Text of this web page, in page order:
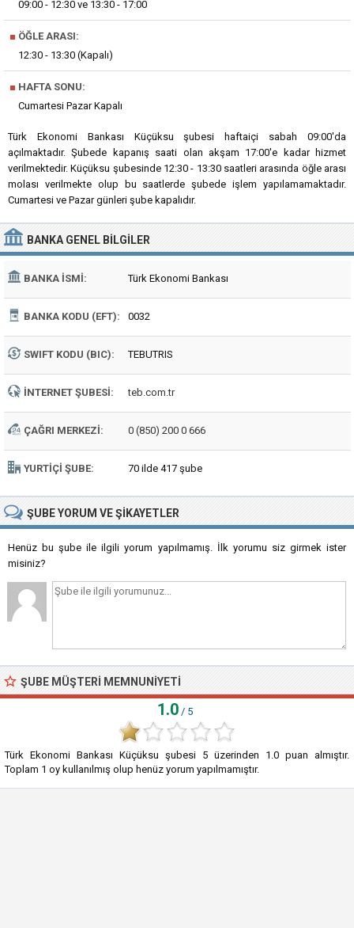
09:00 - 12:30 ve 13:30 - 17:00
■ ÖĞLE ARASI:
12:30 - 13:30 (Kapalı)
■ HAFTA SONU:
Cumartesi Pazar Kapalı
Türk Ekonomi Bankası Küçüksu şubesi haftaiçi sabah 09:00'da
açılmaktadır. Şubede kapanış saati olan akşam 17:00'e kadar hizmet
verilmektedir. Küçüksu şubesinde 12:30 - 13:30 saatleri arasında öğle arası
molası verilmekte olup bu saatlerde şubede işlem yapılamamaktadır.
Cumartesi ve Pazar günleri şube kapalıdır.
BANKA GENEL BILGILER
BANKA İSMI: Türk Ekonomi Bankası
BANKA KODU (EFT): 0032
SWIFT KODU (BIC): TEBUTRIS
İNTERNET ŞUBESI: teb.com.tr
ÇAĞRI MERKEZI: 0 (850) 200 0 666
YURTIÇI ŞUBE: 70 ilde 417 şube
ŞUBEYORUM VE ŞIKAYETLER
Henüz bu şube ile ilgili yorum yapılmamış. İlk yorumu siz girmek ister
misiniz?
ŞUBE MÜŞTERI MEMNUNIYETI
1.0 / 5
Türk Ekonomi Bankası Küçüksu şubesi 5 üzerinden 1.0 puan almıştır.
Toplam 1 oy kullanılmış olup henüz yorum yapılmamıştır.